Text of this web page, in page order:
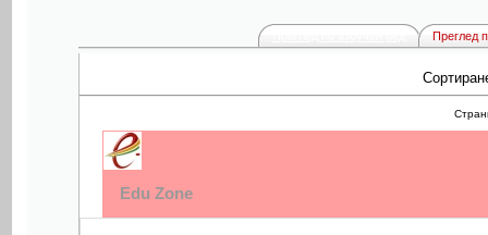
Преглед
Edu Zone